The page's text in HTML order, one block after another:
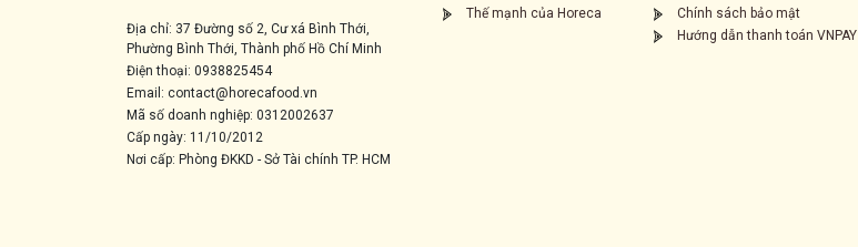
Địa chỉ: 37 Đường số 2, Cư xá Bình Thới,
Phường Bình Thới, Thành phố Hồ Chí Minh
Điện thoại: 0938825454
Email: contact@horecafood.vn
Mã số doanh nghiệp: 0312002637
Cấp ngày: 11/10/2012
Nơi cấp: Phòng ĐKKD - Sở Tài chính TP. HCM
Thế mạnh của Horeca
Chính sách bảo mật
Hướng dẫn thanh toán VNPAY